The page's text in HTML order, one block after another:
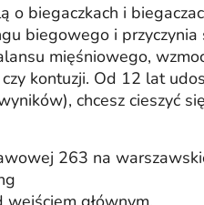
o biegaczkach i
biegowego i
mięśniowego,
kontuzji. Od 12 lat
chcesz cieszyć
263 na